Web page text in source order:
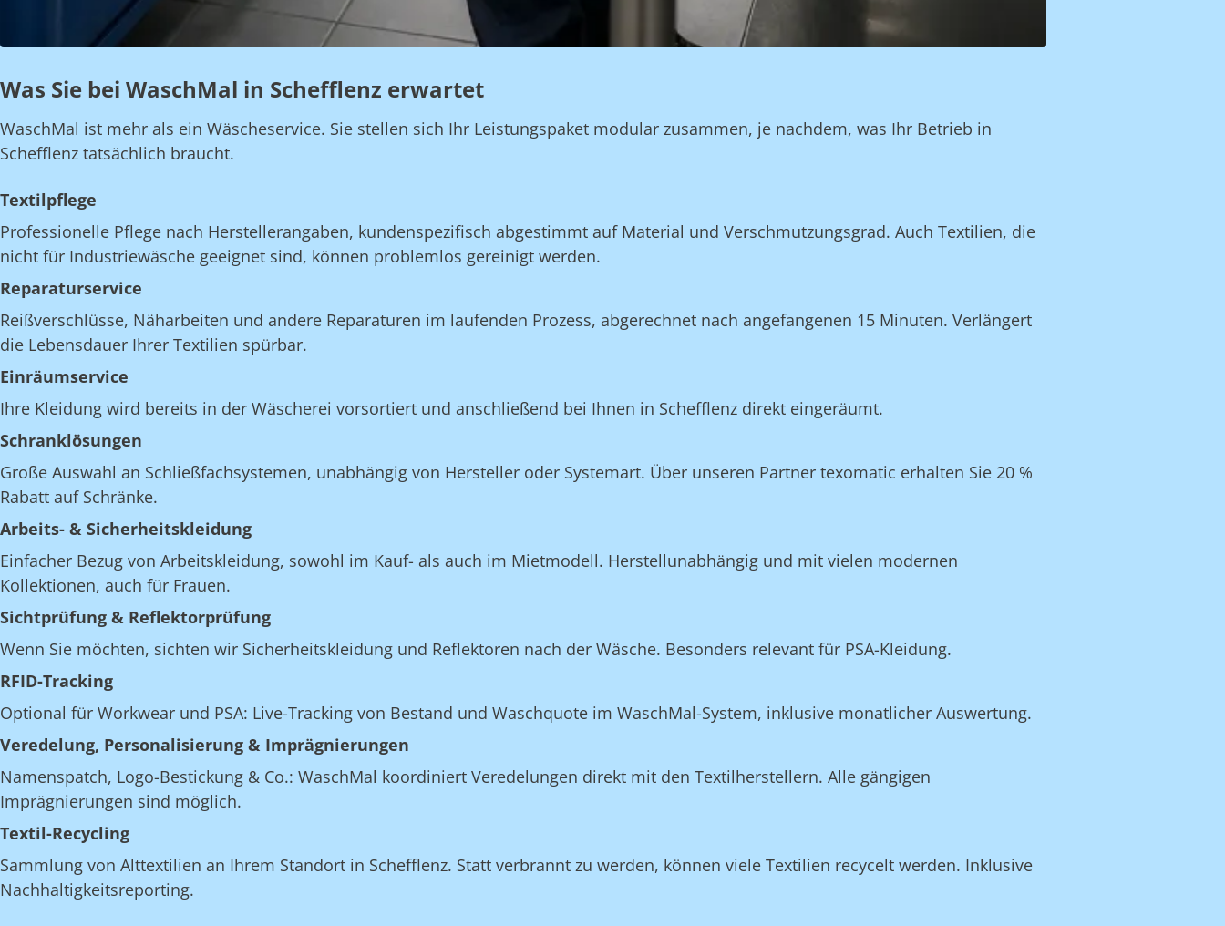
Was Sie bei WaschMal in Schefflenz erwartet
WaschMal ist mehr als ein Wäscheservice. Sie stellen sich Ihr Leistungspaket modular zusammen, je nachdem, was Ihr Betrieb in
Schefflenz tatsächlich braucht.
Textilpflege
Professionelle Pflege nach Herstellerangaben, kundenspezifisch abgestimmt auf Material und Verschmutzungsgrad. Auch Textilien, die
nicht für Industriewäsche geeignet sind, können problemlos gereinigt werden.
Reparaturservice
Reißverschlüsse, Näharbeiten und andere Reparaturen im laufenden Prozess, abgerechnet nach angefangenen 15 Minuten. Verlängert
die Lebensdauer Ihrer Textilien spürbar.
Einräumservice
Ihre Kleidung wird bereits in der Wäscherei vorsortiert und anschließend bei Ihnen in Schefflenz direkt eingeräumt.
Schranklösungen
Große Auswahl an Schließfachsystemen, unabhängig von Hersteller oder Systemart. Über unseren Partner texomatic erhalten Sie 20 %
Rabatt auf Schränke.
Arbeits- & Sicherheitskleidung
Einfacher Bezug von Arbeitskleidung, sowohl im Kauf- als auch im Mietmodell. Herstellunabhängig und mit vielen modernen
Kollektionen, auch für Frauen.
Sichtprüfung & Reflektorprüfung
Wenn Sie möchten, sichten wir Sicherheitskleidung und Reflektoren nach der Wäsche. Besonders relevant für PSA-Kleidung.
RFID-Tracking
Optional für Workwear und PSA: Live-Tracking von Bestand und Waschquote im WaschMal-System, inklusive monatlicher Auswertung.
Veredelung, Personalisierung & Imprägnierungen
Namenspatch, Logo-Bestickung & Co.: WaschMal koordiniert Veredelungen direkt mit den Textilherstellern. Alle gängigen
Imprägnierungen sind möglich.
Textil-Recycling
Sammlung von Alttextilien an Ihrem Standort in Schefflenz. Statt verbrannt zu werden, können viele Textilien recycelt werden. Inklusive
Nachhaltigkeitsreporting.